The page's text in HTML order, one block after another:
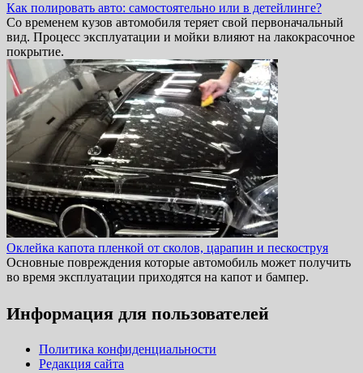
Как полировать авто: самостоятельно или в детейлинге?
Со временем кузов автомобиля теряет свой первоначальный
вид. Процесс эксплуатации и мойки влияют на лакокрасочное
покрытие.
Оклейка капота пленкой от сколов, царапин и пескоструя
Основные повреждения которые автомобиль может получить
во время эксплуатации приходятся на капот и бампер.
Информация для пользователей
Политика конфиденциальности
Редакция сайта